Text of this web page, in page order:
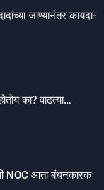
जाण्यानंतर कायदा-
का? वाढत्या…
NOC आता बंधनकारक